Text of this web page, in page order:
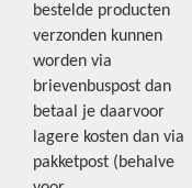
bestelde producten
verzonden kunnen
worden via
brievenbuspost dan
betaal je daarvoor
lagere kosten dan via
pakketpost (behalve